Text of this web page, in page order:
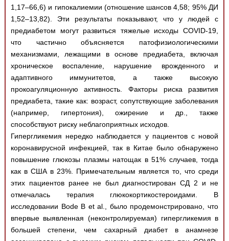
1,17–66,6) и гипокалиемии (отношение шансов 4,58; 95% ДИ
1,52–13,82). Эти результаты показывают, что у людей с
предиабетом могут развиться тяжелые исходы COVID-19,
что частично объясняется патофизиологическими
механизмами, лежащими в основе предиабета, включая
хроническое воспаление, нарушение врожденного и
адаптивного иммунитетов, а также высокую
прокоагуляционную активность. Факторы риска развития
предиабета, такие как: возраст, сопутствующие заболевания
(например, гипертония), ожирение и др., также
способствуют риску неблагоприятных исходов.
Гипергликемия нередко наблюдается у пациентов с новой
коронавирусной инфекцией, так в Китае было обнаружено
повышение глюкозы плазмы натощак в 51% случаев, тогда
как в США в 23%. Примечательным является то, что среди
этих пациентов ранее не был диагностирован СД 2 и не
отмечалась терапия глюкокортикостероидами. В
исследовании Bode B et al., было продемонстрировано, что
впервые выявленная (неконтролируемая) гипергликемия в
большей степени, чем сахарный диабет в анамнезе